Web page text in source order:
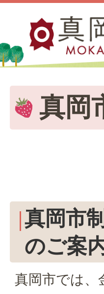
真岡
真岡市
のご案
真岡市では、